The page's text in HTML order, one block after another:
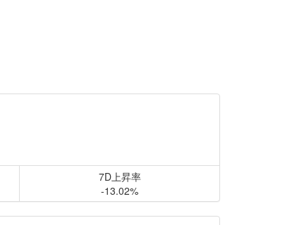
7D上昇率
-13.02%